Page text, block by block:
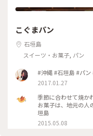
こぐまパン
石垣島
スイーツ・お菓子, パン
#沖縄 #石垣島 #パン
2017.01.27
季節に合わせて焼か
お菓子は、地元の人
垣島
2015.05.08